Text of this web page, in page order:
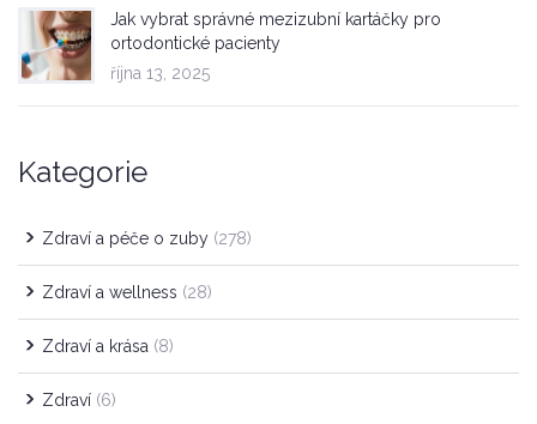
Jak vybrat správné mezizubní kartáčky pro
ortodontické pacienty
října 13, 2025
Kategorie
Zdraví a péče o zuby (278)
Zdraví a wellness (28)
Zdraví a krása (8)
Zdraví (6)